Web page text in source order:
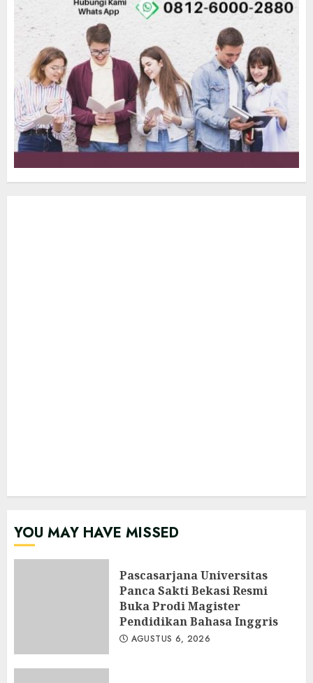
YOU MAY HAVE MISSED
Pascasarjana Universitas
Panca Sakti Bekasi Resmi
Buka Prodi Magister
Pendidikan Bahasa Inggris
AGUSTUS 6, 2026